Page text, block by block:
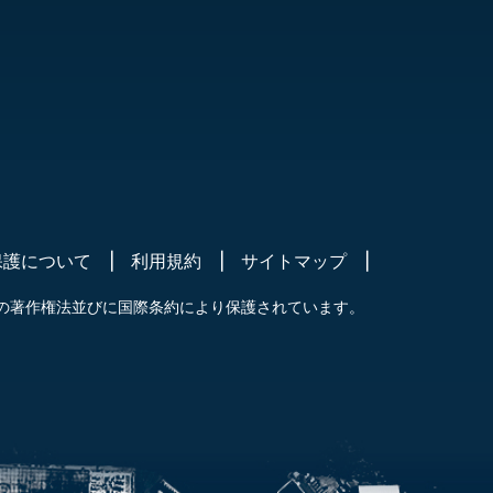
について 利用規約 サイトマップ
著作権法並びに国際条約により保護されています。